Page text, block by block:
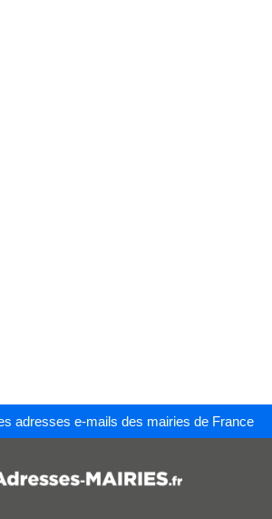
adresses e-mails des mairies de France